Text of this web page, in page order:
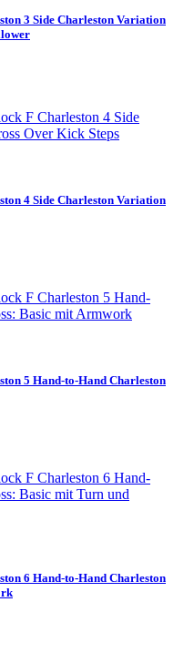
3 Side Charleston Variation
4 Side Charleston Variation
5 Hand-to-Hand Charleston
6 Hand-to-Hand Charleston